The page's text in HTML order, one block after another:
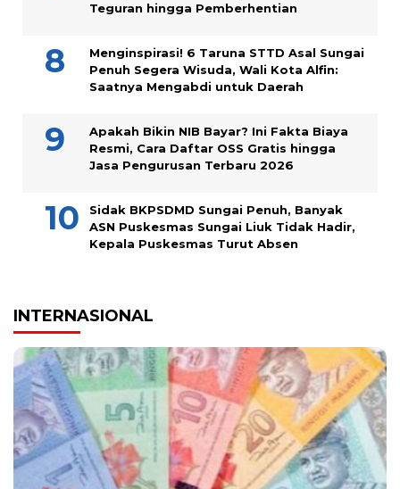
Teguran hingga Pemberhentian
Menginspirasi! 6 Taruna STTD Asal Sungai
Penuh Segera Wisuda, Wali Kota Alfin:
Saatnya Mengabdi untuk Daerah
Apakah Bikin NIB Bayar? Ini Fakta Biaya
Resmi, Cara Daftar OSS Gratis hingga
Jasa Pengurusan Terbaru 2026
Sidak BKPSDMD Sungai Penuh, Banyak
ASN Puskesmas Sungai Liuk Tidak Hadir,
Kepala Puskesmas Turut Absen
INTERNASIONAL